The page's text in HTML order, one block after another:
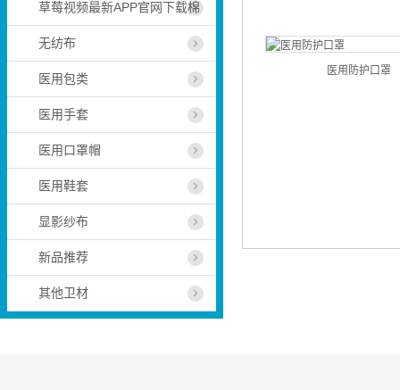
医用防护口罩
草莓视频最新APP官网下载棉
无纺布
医用包类
医用手套
医用口罩帽
医用鞋套
显影纱布
新品推荐
其他卫材